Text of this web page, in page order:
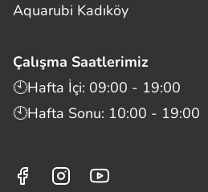
Aquarubi Kadıköy
Çalışma Saatlerimiz
🕙Hafta İçi: 09:00 - 19:00
🕙Hafta Sonu: 10:00 - 19:00
Bilgi
Müşteri Destek